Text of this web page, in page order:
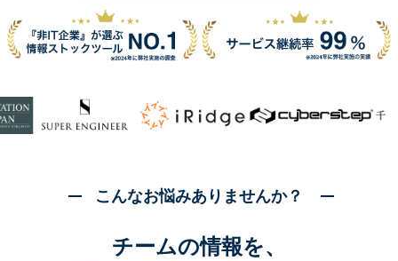
こんなお悩みありませんか？
チームの情報を、